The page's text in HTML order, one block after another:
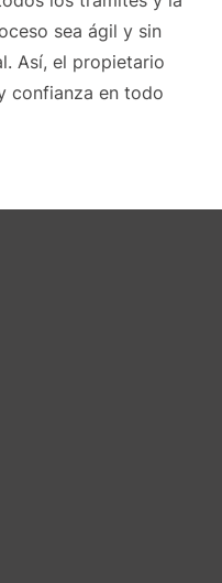
sea ágil y sin
Así, el propietario
confianza en todo